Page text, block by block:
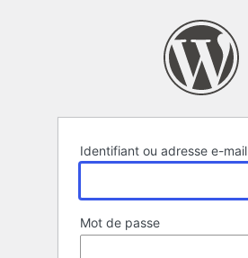
Identifiant ou adresse e-mail
Mot de passe